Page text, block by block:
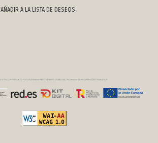
AÑADIR A LA LISTA DE DESEOS